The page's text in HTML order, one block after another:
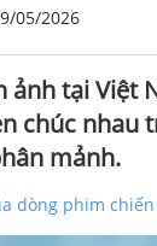
05/2026
ảnh tại
chúc nhau
mảnh.
dòng phim